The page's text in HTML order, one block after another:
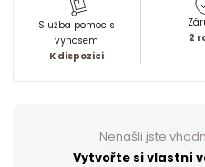
Služba pomoc s
výnosem
K dispozici
2
Nenašli jste
Vytvořte si vlastní